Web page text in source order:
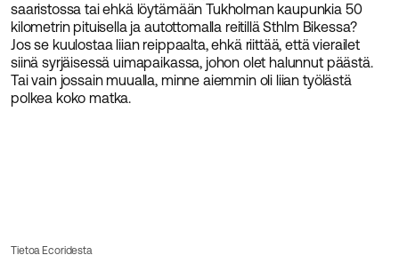
saaristossa tai ehkä löytämään Tukholman kaupunkia 50
kilometrin pituisella ja autottomalla reitillä Sthlm Bikessa?
Jos se kuulostaa liian reippaalta, ehkä riittää, että vierailet
siinä syrjäisessä uimapaikassa, johon olet halunnut päästä.
Tai vain jossain muualla, minne aiemmin oli liian työlästä
polkea koko matka.
Tietoa Ecoridesta